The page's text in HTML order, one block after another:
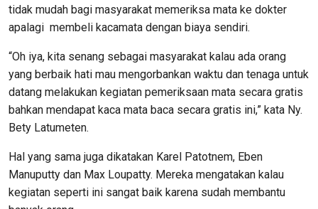
tidak mudah bagi masyarakat memeriksa mata ke dokter
apalagi membeli kacamata dengan biaya sendiri.
“Oh iya, kita senang sebagai masyarakat kalau ada orang
yang berbaik hati mau mengorbankan waktu dan tenaga untuk
datang melakukan kegiatan pemeriksaan mata secara gratis
bahkan mendapat kaca mata baca secara gratis ini,” kata Ny.
Bety Latumeten.
Hal yang sama juga dikatakan Karel Patotnem, Eben
Manuputty dan Max Loupatty. Mereka mengatakan kalau
kegiatan seperti ini sangat baik karena sudah membantu